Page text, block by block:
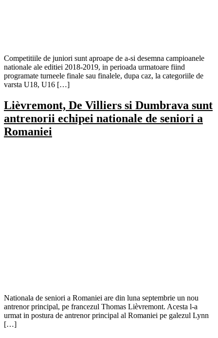
Competitiile de juniori sunt aproape de a-si desemna campioanele
nationale ale editiei 2018-2019, in perioada urmatoare fiind
programate turneele finale sau finalele, dupa caz, la categoriile de
varsta U18, U16 […]
Lièvremont, De Villiers si Dumbrava sunt
antrenorii echipei nationale de seniori a
Romaniei
Nationala de seniori a Romaniei are din luna septembrie un nou
antrenor principal, pe francezul Thomas Lièvremont. Acesta l-a
urmat in postura de antrenor principal al Romaniei pe galezul Lynn
[…]